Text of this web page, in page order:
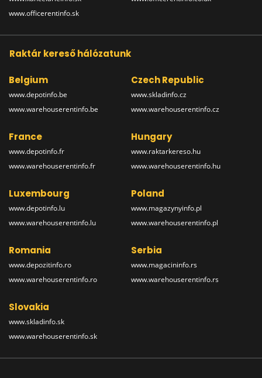
www.officerentinfo.sk
Raktár kereső hálózatunk
Belgium
www.depotinfo.be
www.warehouserentinfo.be
Czech Republic
www.skladinfo.cz
www.warehouserentinfo.cz
France
www.depotinfo.fr
www.warehouserentinfo.fr
Hungary
www.raktarkereso.hu
www.warehouserentinfo.hu
Luxembourg
www.depotinfo.lu
www.warehouserentinfo.lu
Poland
www.magazynyinfo.pl
www.warehouserentinfo.pl
Romania
www.depozitinfo.ro
www.warehouserentinfo.ro
Serbia
www.magacininfo.rs
www.warehouserentinfo.rs
Slovakia
www.skladinfo.sk
www.warehouserentinfo.sk